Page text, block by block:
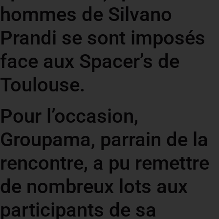
hommes de Silvano
Prandi se sont imposés
face aux Spacer’s de
Toulouse.
Pour l’occasion,
Groupama, parrain de la
rencontre, a pu remettre
de nombreux lots aux
participants de sa